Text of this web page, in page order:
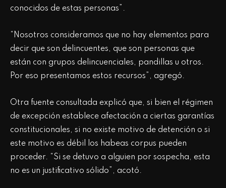
conocidos de estas personas”.
“Nosotros consideramos que no hay elementos para
decir que son delincuentes, que son personas que
están con grupos delincuenciales, pandillas u otros.
Por eso presentamos estos recursos”, agregó.
Otra fuente consultada explicó que, si bien el régimen
de excepción establece afectación a ciertas garantías
constitucionales, si no existe motivo de detención o si
este motivo es débil los habeas corpus pueden
proceder. “Si se detuvo a alguien por sospecha, esta
no es un justificativo sólido”, acotó.